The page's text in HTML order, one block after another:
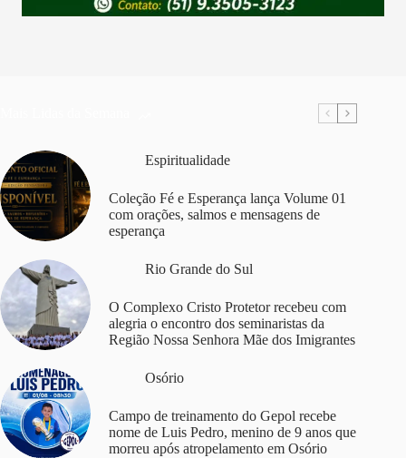
Espiritualidade
Coleção Fé e Esperança lança Volume 01
com orações, salmos e mensagens de
esperança
Rio Grande do Sul
O Complexo Cristo Protetor recebeu com
alegria o encontro dos seminaristas da
Região Nossa Senhora Mãe dos Imigrantes
Osório
Campo de treinamento do Gepol recebe
nome de Luis Pedro, menino de 9 anos que
morreu após atropelamento em Osório